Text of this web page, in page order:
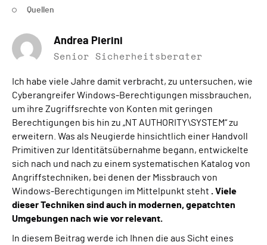
Quellen
Andrea Pierini
Senior Sicherheitsberater
Ich habe viele Jahre damit verbracht, zu untersuchen, wie
Cyberangreifer Windows-Berechtigungen missbrauchen,
um ihre Zugriffsrechte von Konten mit geringen
Berechtigungen bis hin zu „NT AUTHORITY\SYSTEM“ zu
erweitern. Was als Neugierde hinsichtlich einer Handvoll
Primitiven zur Identitätsübernahme begann, entwickelte
sich nach und nach zu einem systematischen Katalog von
Angriffstechniken, bei denen der Missbrauch von
Windows-Berechtigungen im Mittelpunkt steht . Viele
dieser Techniken sind auch in modernen, gepatchten
Umgebungen nach wie vor relevant.
In diesem Beitrag werde ich Ihnen die aus Sicht eines